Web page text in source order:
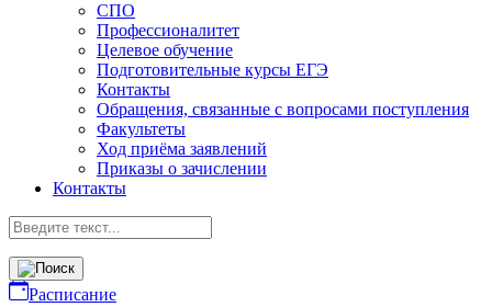
СПО
Профессионалитет
Целевое обучение
Подготовительные курсы ЕГЭ
Контакты
Обращения, связанные с вопросами поступления
Факультеты
Ход приёма заявлений
Приказы о зачислении
Контакты
Расписание